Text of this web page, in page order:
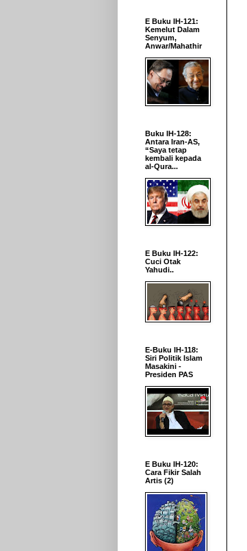
E Buku IH-121:
Kemelut Dalam
Senyum,
Anwar/Mahathir
Buku IH-128:
Antara Iran-AS,
“Saya tetap
kembali kepada
al-Qura...
E Buku IH-122:
Cuci Otak
Yahudi..
E-Buku IH-118:
Siri Politik Islam
Masakini -
Presiden PAS
E Buku IH-120:
Cara Fikir Salah
Artis (2)